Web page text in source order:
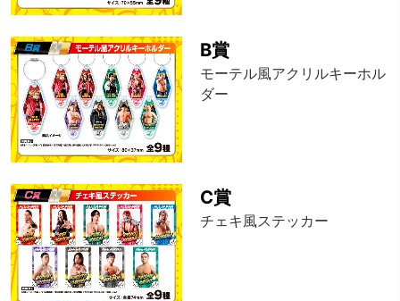
B賞
モーテル風アクリルキーホル
ダー
C賞
チェキ風ステッカー